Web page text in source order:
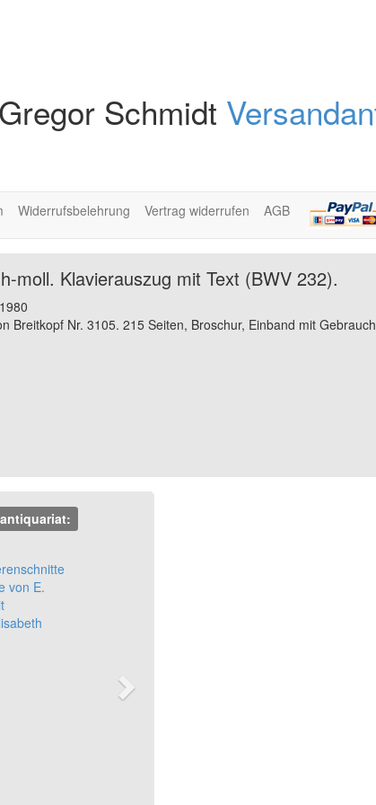
Schmidt
Widerrufsbelehrung Vertrag widerrufen AGB
moll. Klavierauszug mit Text (BWV 232).
Breitkopf Nr. 3105. 215 Seiten, Broschur, Einband mit
von E.